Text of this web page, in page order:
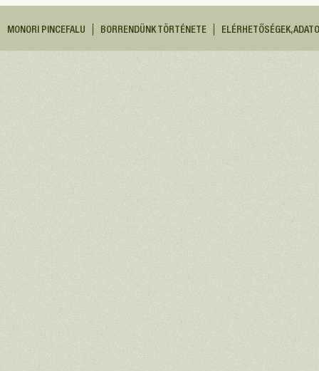
MONORI PINCEFALU BORRENDÜNK TÖRTÉNETE ELÉRHETŐSÉGEK,